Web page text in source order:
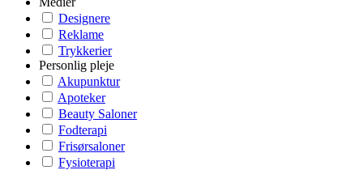
Designere
Reklame
Trykkerier
Personlig pleje
Akupunktur
Apoteker
Beauty Saloner
Fodterapi
Frisørsaloner
Fysioterapi